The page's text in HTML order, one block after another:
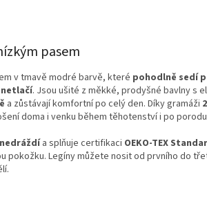
pasem
v tmavě modré barvě, které pohodlně sedí
. Jsou ušité z měkké, prodyšné bavlny s
a zůstávají komfortní po celý den. Díky gramáži
doma i venku během těhotenství i po
nedráždía splňuje certifikaci OEKO-TEX
pokožku. Legíny můžete nosit od prvního do